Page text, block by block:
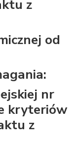
z
od
nr
kryteriów
z